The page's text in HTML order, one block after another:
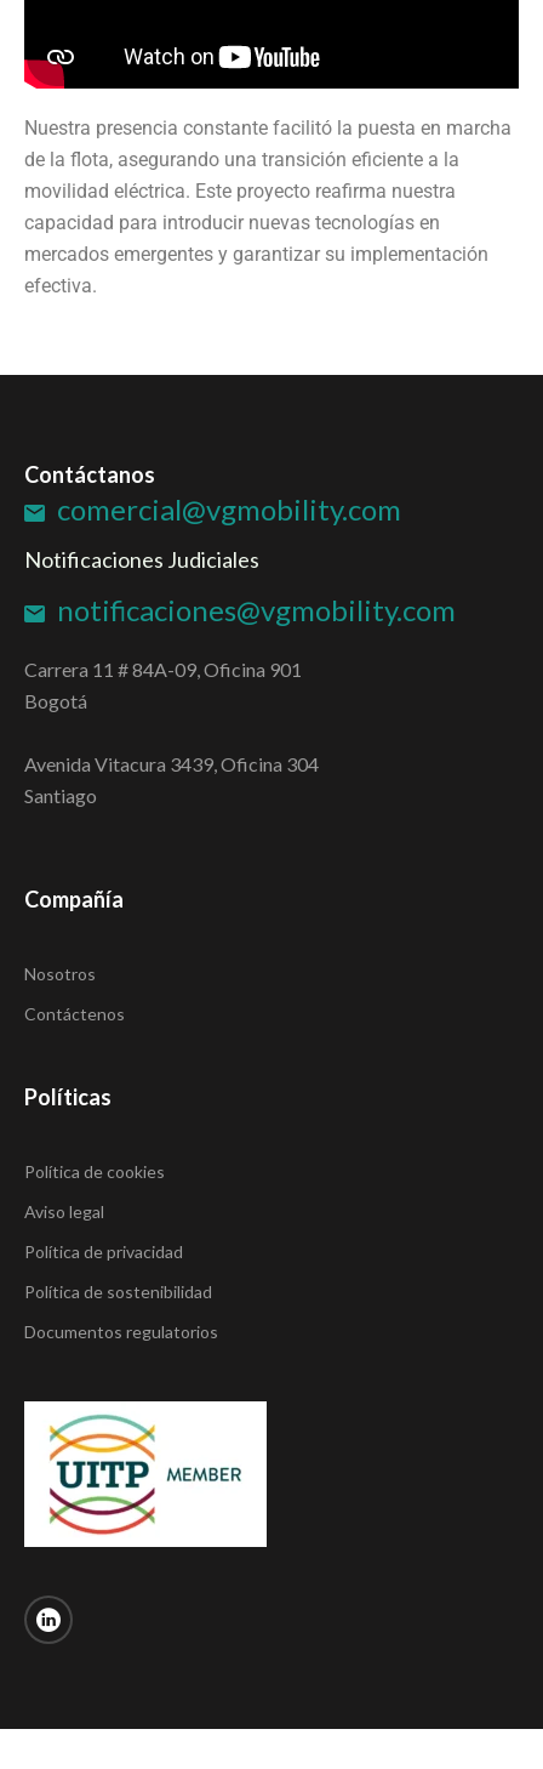
Nuestra presencia constante facilitó la puesta en marcha
de la flota, asegurando una transición eficiente a la
movilidad eléctrica. Este proyecto reafirma nuestra
capacidad para introducir nuevas tecnologías en
mercados emergentes y garantizar su implementación
efectiva.
Contáctanos
comercial@vgmobility.com
Notificaciones Judiciales
notificaciones@vgmobility.com
Carrera 11 # 84A-09, Oficina 901
Bogotá
Avenida Vitacura 3439, Oficina 304
Santiago
Compañía
Nosotros
Contáctenos
Políticas
Política de cookies
Aviso legal
Política de privacidad
Política de sostenibilidad
Documentos regulatorios